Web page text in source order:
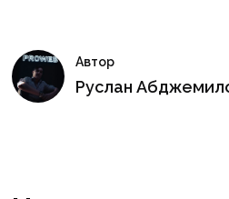
Автор
Руслан